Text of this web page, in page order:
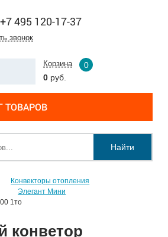
+7 495 120-17-37
звонок
Корзина
0
0 руб.
ТОВАРОВ
Найти
Конвекторы отопления
Элегант Мини
1то
конветор